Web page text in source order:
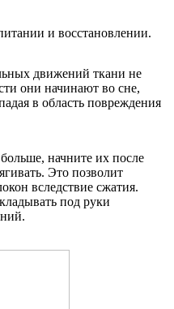
и восстановлении.
движений ткани не
они начинают во сне,
в область повреждения
начните их после
Это позволит
вследствие сжатия.
под руки